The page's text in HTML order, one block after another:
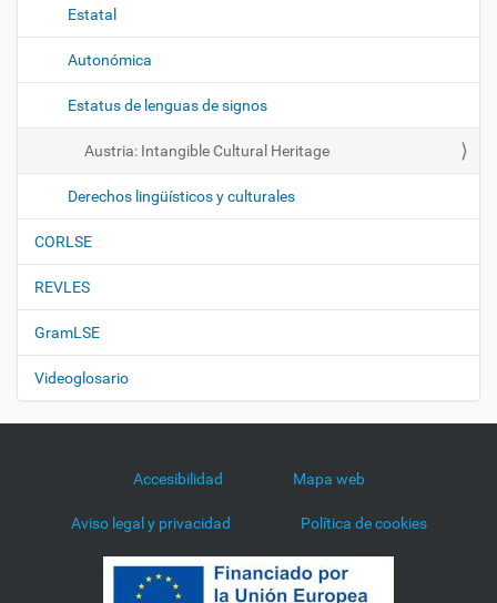
Estatal
Autonómica
Estatus de lenguas de signos
Austria: Intangible Cultural Heritage
Derechos lingüísticos y culturales
CORLSE
REVLES
GramLSE
Videoglosario
Accesibilidad Mapa web
Aviso legal y privacidad Política de cookies